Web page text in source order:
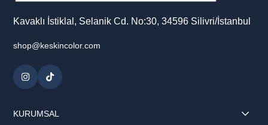
Kavaklı İstiklal, Selanik Cd. No:30, 34596 Silivri/İstanbul
shop@keskincolor.com
KURUMSAL